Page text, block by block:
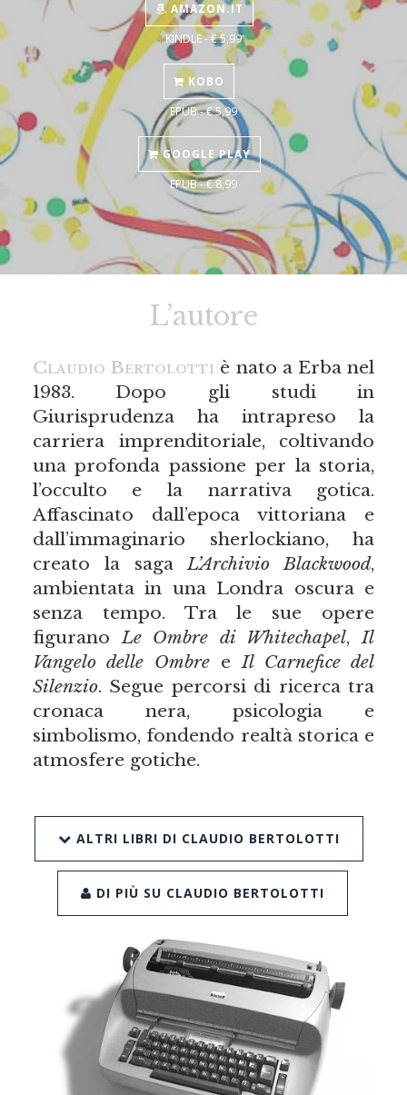
AMAZON.IT
KINDLE - € 5,99
KOBO
EPUB - € 5,99
GOOGLE PLAY
EPUB - € 8,99
L’autore
Claudio Bertolotti è nato a Erba nel
1983. Dopo gli studi in
Giurisprudenza ha intrapreso la
carriera imprenditoriale, coltivando
una profonda passione per la storia,
l’occulto e la narrativa gotica.
Affascinato dall’epoca vittoriana e
dall’immaginario sherlockiano, ha
creato la sagaL’Archivio Blackwood,
ambientata in una Londra oscura e
senza tempo. Tra le sue opere
figuranoLe Ombre di Whitechapel,Il
Vangelo delle OmbreeIl Carnefice del
Silenzio. Segue percorsi di ricerca tra
cronaca nera, psicologia e
simbolismo, fondendo realtà storica e
atmosfere gotiche.
ALTRI LIBRI DI CLAUDIO BERTOLOTTI
DI PIÙ SU CLAUDIO BERTOLOTTI